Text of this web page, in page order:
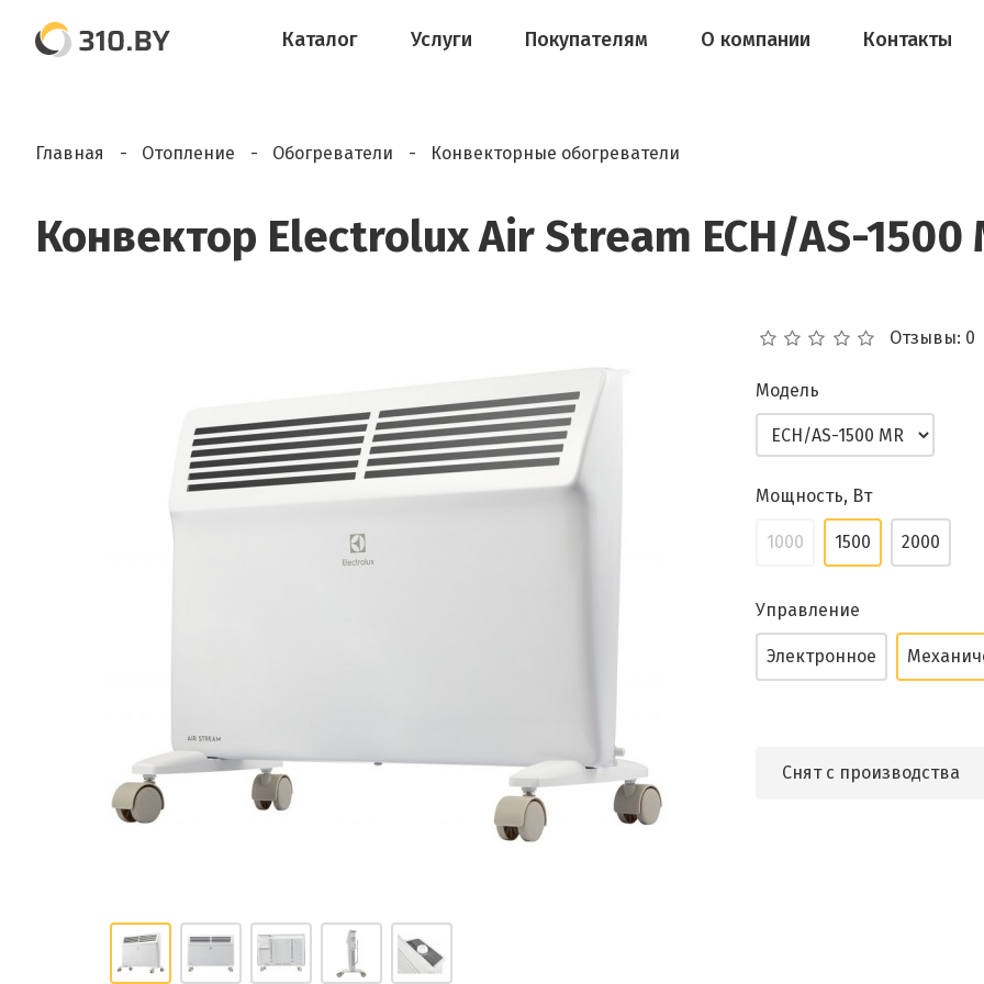
Каталог Услуги Покупателям О компании Контакты
Главная Отопление Обогреватели Конвекторные обогреватели
Конвектор Electrolux Air Stream ECH/AS-1500
Отзывы: 0
Модель
Мощность, Вт
1000 1500 2000
Управление
Электронное
Снят с производства